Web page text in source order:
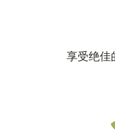
享受绝佳